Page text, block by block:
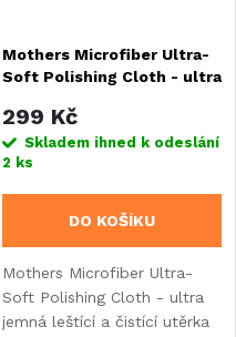
Mothers Microfiber Ultra-
Soft Polishing Cloth - ultra
40 cm
299 Kč
Skladem ihned k odeslání
2 ks
DO KOŠÍKU
Mothers Microfiber Ultra-
Soft Polishing Cloth - ultra
jemná leštící a čistící utěrka